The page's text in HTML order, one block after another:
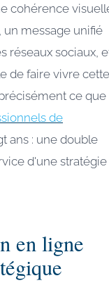
cohérence
un message unifié
réseaux sociaux,
de faire vivre cette
ce que
de
ans : une double
d'une stratégie
en ligne